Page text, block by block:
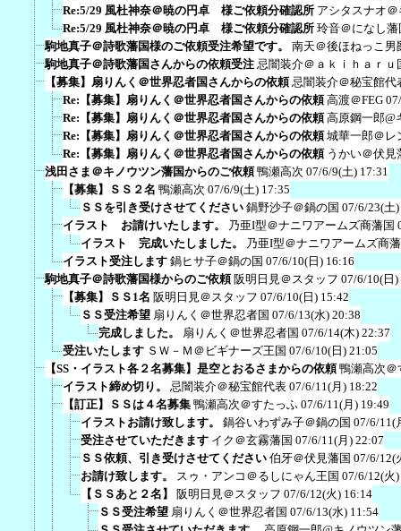
Re:5/29 風杜神奈＠暁の円卓 様ご依頼分確認所 アシタスナオ
Re:5/29 風杜神奈＠暁の円卓 様ご依頼分確認所 玲音＠になし藩
駒地真子＠詩歌藩国様のご依頼受注希望です。
南天＠後ほねっこ男
駒地真子＠詩歌藩国さんからの依頼受注 忌闇装介＠ａｋｉｈａｒｕ
【募集】扇りんく＠世界忍者国さんからの依頼 忌闇装介＠秘宝館代
Re:【募集】扇りんく＠世界忍者国さんからの依頼 高渡＠FEG
Re:【募集】扇りんく＠世界忍者国さんからの依頼 高原鋼一郎@
Re:【募集】扇りんく＠世界忍者国さんからの依頼 城華一郎＠レ
Re:【募集】扇りんく＠世界忍者国さんからの依頼 うかい＠伏見
浅田さま＠キノウツン藩国からのご依頼 鴨瀬高次 07/6/9(土) 17:31
【募集】ＳＳ２名 鴨瀬高次 07/6/9(土) 17:35
ＳＳを引き受けさせてください 鍋野沙子＠鍋の国 07/6/23(土
イラスト お請けいたします。
乃亜I型＠ナニワアームズ商藩国
イラスト 完成いたしました。
乃亜I型＠ナニワアームズ商
イラスト受注します 鍋ヒサ子＠鍋の国 07/6/10(日) 16:16
駒地真子＠詩歌藩国様からのご依頼 阪明日見＠スタッフ 07/6/10(日)
【募集】ＳＳ1名 阪明日見＠スタッフ 07/6/10(日) 15:42
ＳＳ受注希望 扇りんく＠世界忍者国 07/6/13(水) 20:38
完成しました。
扇りんく＠世界忍者国 07/6/14(木) 22:37
受注いたします ＳＷ－Ｍ＠ビギナーズ王国 07/6/10(日) 21:05
【SS・イラスト各２名募集】是空とおるさまからの依頼 鴨瀬高次＠
イラスト締め切り。
忌闇装介＠秘宝館代表 07/6/11(月) 18:22
【訂正】ＳＳは４名募集 鴨瀬高次＠すたっふ 07/6/11(月) 19:49
イラストお請け致します。
鍋谷いわずみ子＠鍋の国 07/6/11(
受注させていただきます イク＠玄霧藩国 07/6/11(月) 22:07
ＳＳ依頼、引き受けさせてください 伯牙＠伏見藩国 07/6/12(
お請け致します。
スゥ・アンコ＠るしにゃん王国 07/6/12(火
【ＳＳあと２名】
阪明日見＠スタッフ 07/6/12(火) 16:14
ＳＳ受注希望 扇りんく＠世界忍者国 07/6/13(水) 11:54